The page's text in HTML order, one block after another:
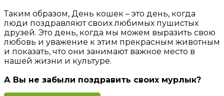
Таким образом, День кошек – это день, когда
люди поздравляют своих любимых пушистых
друзей. Это день, когда мы можем выразить свою
любовь и уважение к этим прекрасным животным
и показать, что они занимают важное место в
нашей жизни и культуре.
А Вы не забыли поздравить своих мурлык?